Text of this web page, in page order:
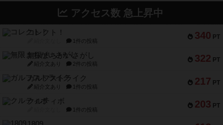
アクセス数 急上昇中
340 PT
コレクト！
1件の投稿
322 PT
無限まちがいさがし
紹介文あり 2件の投稿
217 PT
ガルフストライク
紹介文あり 1件の投稿
203 PT
クルティボ
1件の投稿